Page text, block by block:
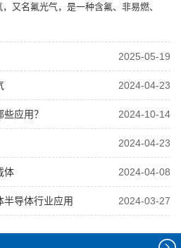
又名氟光气，是一种含氟、非易燃、
2025-05-19
2024-04-23
应用？ 2024-10-14
2024-04-23
体 2024-04-08
半导体行业应用 2024-03-27